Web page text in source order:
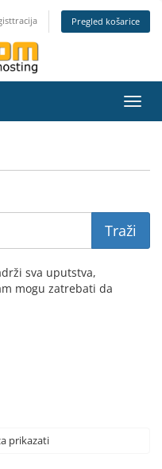
Pregled košarice
sva uputstva,
mogu zatrebati da
prikazati